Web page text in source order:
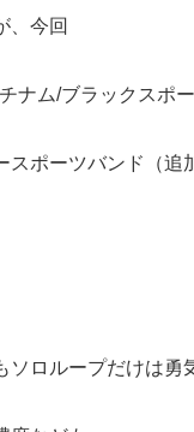
、今回
ナム/ブラックスポ
スポーツバンド（追
ソロループだけは勇